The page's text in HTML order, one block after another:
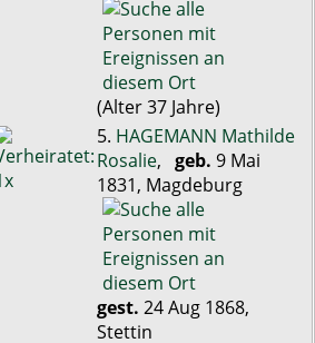
(Alter 37 Jahre)
5. HAGEMANN Mathilde
Rosalie, geb. 9 Mai
1831, Magdeburg
gest. 24 Aug 1868,
Stettin